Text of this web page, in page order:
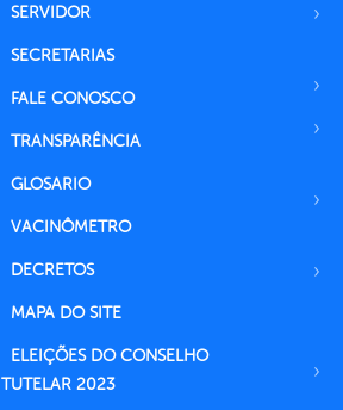
SERVIDOR
SECRETARIAS
FALE CONOSCO
TRANSPARÊNCIA
GLOSARIO
VACINÔMETRO
DECRETOS
MAPA DO SITE
ELEIÇÕES DO CONSELHO
TUTELAR 2023